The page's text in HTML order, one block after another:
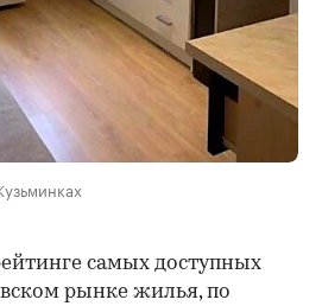
самых доступных
рынке жилья, по